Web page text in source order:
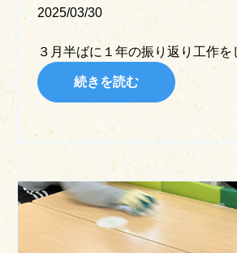
2025/03/30
３月半ばに１年の振り返り工作
続きを読む